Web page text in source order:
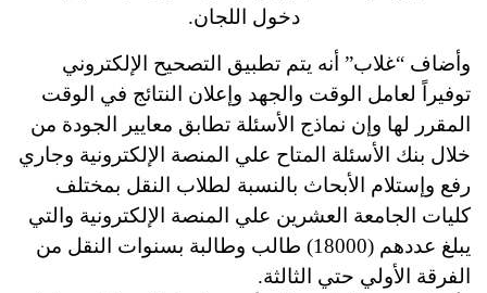
دخول اللجان.
وأضاف “غلاب” أنه يتم تطبيق التصحيح الإلكتروني
توفيراً لعامل الوقت والجهد وإعلان النتائج في الوقت
المقرر لها وإن نماذج الأسئلة تطابق معايير الجودة من
خلال بنك الأسئلة المتاح علي المنصة الإلكترونية وجاري
رفع وإستلام الأبحاث بالنسبة لطلاب النقل بمختلف
كليات الجامعة العشرين علي المنصة الإلكترونية والتي
يبلغ عددهم (18000) طالب وطالبة بسنوات النقل من
الفرقة الأولي حتي الثالثة.